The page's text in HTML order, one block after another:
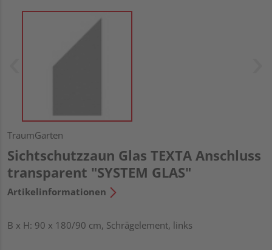
TraumGarten
Sichtschutzzaun Glas TEXTA Anschluss
transparent "SYSTEM GLAS"
Artikelinformationen
B x H: 90 x 180/90 cm, Schrägelement, links